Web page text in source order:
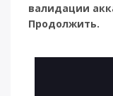
валидации
Продолжить.